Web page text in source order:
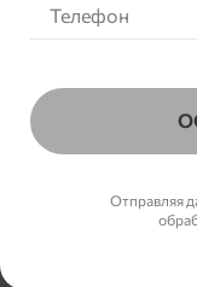
Отправляя